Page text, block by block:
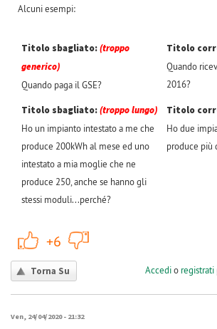
Alcuni esempi:
Titolo sbagliato:(troppo
generico)
Quando paga il GSE?
Titolo
Quando
2016?
Titolo sbagliato:(troppo lungo)
Ho un impianto intestato a me che
produce 200kWh al mese ed uno
intestato a mia moglie che ne
produce 250, anche se hanno gli
stessi moduli...perché?
Titolo
Ho due
produce più
+6
Torna Su Accedio registrati
Ven, 24/04/2020 - 21:32